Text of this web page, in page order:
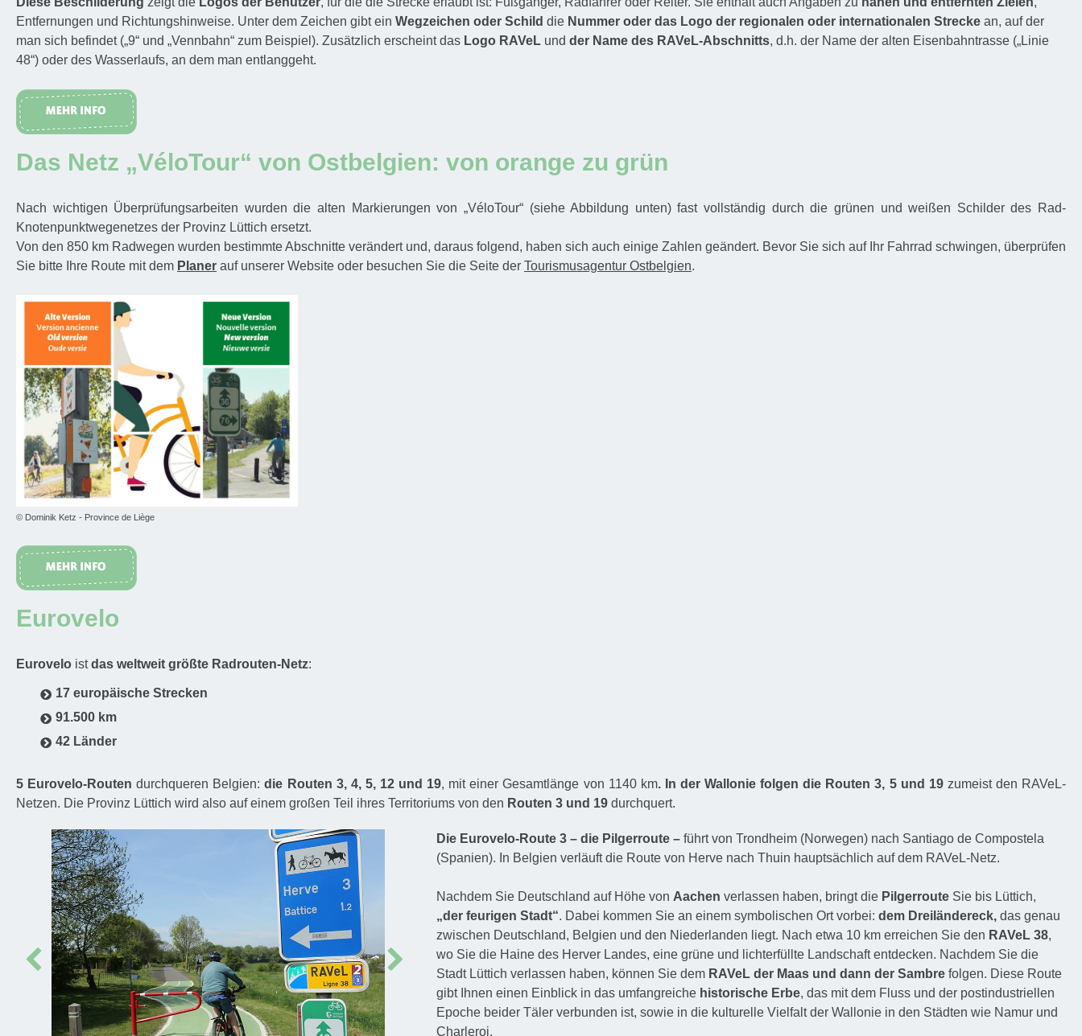
Entfernungen und Richtungshinweise. Unter dem Zeichen gibt ein Wegzeichen oder Schild die Nummer oder das Logo der regionalen oder internationalen Strecke an, auf der
man sich befindet („9“ und „Vennbahn“ zum Beispiel). Zusätzlich erscheint das Logo RAVeL und der Name des RAVeL-Abschnitts, d.h. der Name der alten Eisenbahntrasse („Linie
48“) oder des Wasserlaufs, an dem man entlanggeht.
Das Netz „VéloTour“ von Ostbelgien: von orange zu grün
Nach wichtigen Überprüfungsarbeiten wurden die alten Markierungen von „VéloTour“ (siehe Abbildung unten) fast vollständig durch die grünen und weißen Schilder des Rad-
Knotenpunktwegenetzes der Provinz Lüttich ersetzt.
Von den 850 km Radwegen wurden bestimmte Abschnitte verändert und, daraus folgend, haben sich auch einige Zahlen geändert. Bevor Sie sich auf Ihr Fahrrad schwingen, überprüfen
Sie bitte Ihre Route mit dem Planer auf unserer Website oder besuchen Sie die Seite der Tourismusagentur Ostbelgien.
© Dominik Ketz - Province de Liège
Eurovelo
Eurovelo istdas weltweit größte Radrouten-Netz:
17 europäische Strecken
91.500 km
42 Länder
5 Eurovelo-Routen durchqueren Belgien:die Routen 3, 4, 5, 12 und 19, mit einer Gesamtlänge von 1140 km. In der Wallonie folgen die Routen 3, 5 und 19zumeist den RAVeL-
Netzen. Die Provinz Lüttich wird also auf einem großen Teil ihres Territoriums von den Routen 3 und 19 durchquert.
Prev Next
Die Eurovelo-Route 3 – die Pilgerroute –führt von Trondheim (Norwegen) nach Santiago de Compostela
(Spanien). In Belgien verläuft die Route von Herve nach Thuin hauptsächlich auf dem RAVeL-Netz.
Nachdem Sie Deutschland auf Höhe von Aachen verlassen haben, bringt die Pilgerroute Sie bis Lüttich,
„der feurigen Stadt“. Dabei kommen Sie an einem symbolischen Ort vorbei:dem Dreiländereck, das genau
zwischen Deutschland, Belgien und den Niederlanden liegt. Nach etwa 10 km erreichen Sie den RAVeL 38,
wo Sie die Haine des Herver Landes, eine grüne und lichterfüllte Landschaft entdecken. Nachdem Sie die
Stadt Lüttich verlassen haben, können Sie dem RAVeL der Maas und dann der Sambre folgen. Diese Route
gibt Ihnen einen Einblick in das umfangreiche historische Erbe, das mit dem Fluss und der postindustriellen
Epoche beider Täler verbunden ist, sowie in die kulturelle Vielfalt der Wallonie in den Städten wie Namur und
Charleroi.